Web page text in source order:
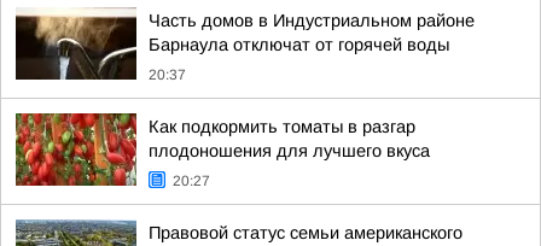
Часть домов в Индустриальном районе
Барнаула отключат от горячей воды
20:37
Как подкормить томаты в разгар
плодоношения для лучшего вкуса
20:27
Правовой статус семьи американского